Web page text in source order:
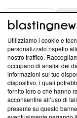
ABOUT
Questa sezione
News, sui nostri
creare news di
‘Trust Project -
ancora membro del
parte; Trust Project
conformità agli
Utilizziamo i cookie e
personalizzato rispetto
nostro traffico.
occupano di analisi dei
informazioni sul tuo
dispositivo, i quali
fornito loro o che hanno
acconsentire all’uso di
presente su questo